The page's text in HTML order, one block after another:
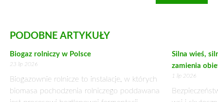
PODOBNE ARTYKUŁY
Biogaz rolniczy w Polsce
23 lip 2026
Biogazownie rolnicze to instalacje, w których
biomasa pochodzenia rolniczego poddawana
Silna wieś,
zamienia
1 lip 2026